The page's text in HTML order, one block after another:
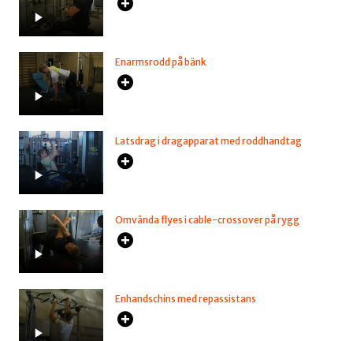
Enarmsrodd på bänk
Latsdrag i dragapparat med roddhandtag
Omvända flyes i cable-crossover på rygg
Enhandschins med repassistans